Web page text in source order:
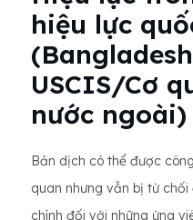
hiệu lực
USCIS/Cơ
nước ngoài)
Bản dịch có thể được
quan nhưng vẫn bị từ
chính đối với những ứng